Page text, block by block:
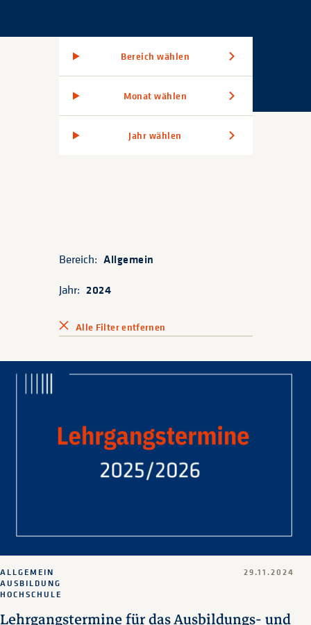
Bereich wählen
Monat wählen
Jahr wählen
Bereich: Allgemein
Jahr: 2024
Alle Filter entfernen
Lehrgangstermine für das Ausbildungs- und
ALLGEMEIN
AUSBILDUNG
HOCHSCHULE
29.11.2024